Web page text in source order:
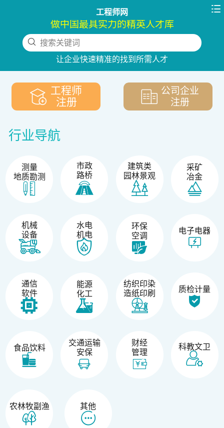
工程师网 
做中国最具实力的精英人才库
搜索关键词
让企业快速精准的找到所需人才
下拉刷新
工程师
注册
公司企业
注册
行业导航
测量
地质勘测
市政
路桥
建筑类
园林景观
采矿
冶金
机械
设备
水电
机电
环保
空调
电子电器
通信
软件
能源
化工
纺织印染
造纸印刷
质检计量
食品饮料
交通运输
安保
财经
管理
科教文卫
农林牧副渔 其他